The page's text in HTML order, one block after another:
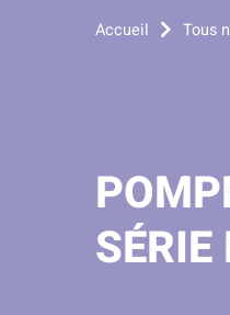
Accueil Tous
SÉRIE